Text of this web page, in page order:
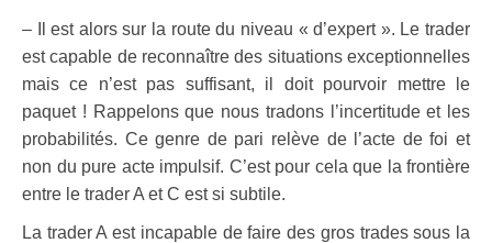
– Il est alors sur la route du niveau « d’expert ». Le trader
est capable de reconnaître des situations exceptionnelles
mais ce n’est pas suffisant, il doit pourvoir mettre le
paquet ! Rappelons que nous tradons l’incertitude et les
probabilités. Ce genre de pari relève de l’acte de foi et
non du pure acte impulsif. C’est pour cela que la frontière
entre le trader A et C est si subtile.
La trader A est incapable de faire des gros trades sous la